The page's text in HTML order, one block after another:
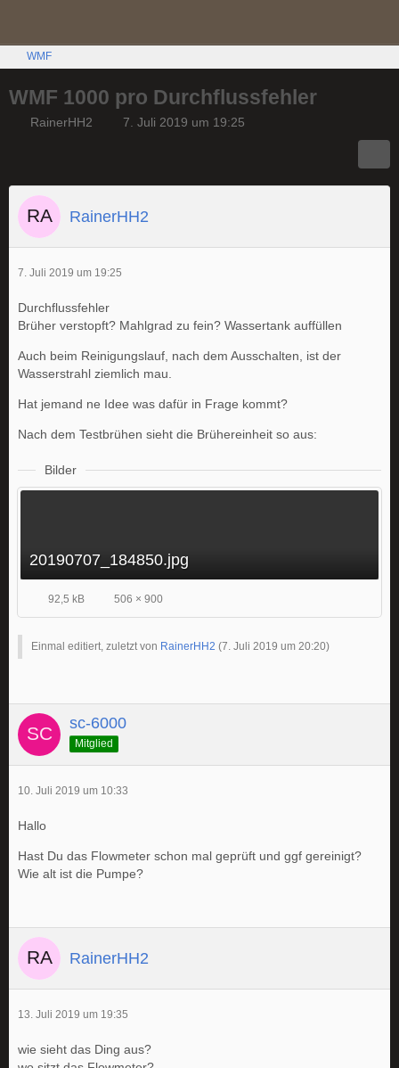
WMF
WMF 1000 pro Durchflussfehler
RainerHH2 7. Juli 2019 um 19:25
RainerHH2
7. Juli 2019 um 19:25
Durchflussfehler
Brüher verstopft? Mahlgrad zu fein? Wassertank auffüllen
Auch beim Reinigungslauf, nach dem Ausschalten, ist der
Wasserstrahl ziemlich mau.
Hat jemand ne Idee was dafür in Frage kommt?
Nach dem Testbrühen sieht die Brühereinheit so aus:
Bilder
20190707_184850.jpg
92,5 kB 506 × 900
Einmal editiert, zuletzt von RainerHH2 (7. Juli 2019 um 20:20)
sc-6000
Mitglied
10. Juli 2019 um 10:33
Hallo
Hast Du das Flowmeter schon mal geprüft und ggf gereinigt?
Wie alt ist die Pumpe?
RainerHH2
13. Juli 2019 um 19:35
wie sieht das Ding aus?